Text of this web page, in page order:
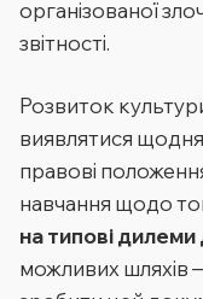
організованої
звітності.
Розвиток
виявлятися
правові
навчання щодо
на типові
можливих шляхів